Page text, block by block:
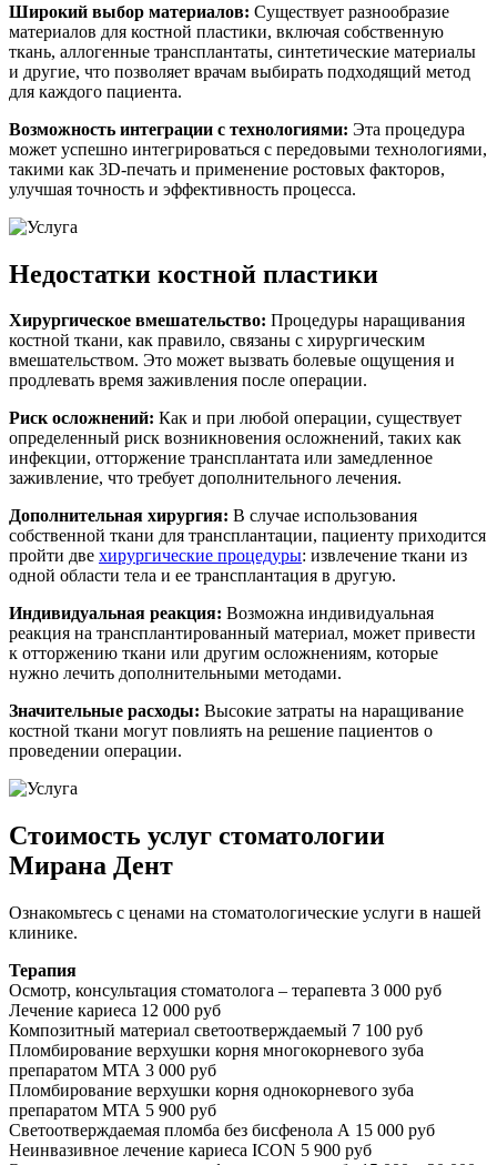
Широкий выбор материалов: Существует разнообразие
материалов для костной пластики, включая собственную
ткань, аллогенные трансплантаты, синтетические материалы
и другие, что позволяет врачам выбирать подходящий метод
для каждого пациента.
Возможность интеграции с технологиями: Эта процедура
может успешно интегрироваться с передовыми технологиями,
такими как 3D-печать и применение ростовых факторов,
улучшая точность и эффективность процесса.
Недостатки костной пластики
Хирургическое вмешательство: Процедуры наращивания
костной ткани, как правило, связаны с хирургическим
вмешательством. Это может вызвать болевые ощущения и
продлевать время заживления после операции.
Риск осложнений: Как и при любой операции, существует
определенный риск возникновения осложнений, таких как
инфекции, отторжение трансплантата или замедленное
заживление, что требует дополнительного лечения.
Дополнительная хирургия: В случае использования
собственной ткани для трансплантации, пациенту приходится
пройти две хирургические процедуры: извлечение ткани из
одной области тела и ее трансплантация в другую.
Индивидуальная реакция: Возможна индивидуальная
реакция на трансплантированный материал, может привести
к отторжению ткани или другим осложнениям, которые
нужно лечить дополнительными методами.
Значительные расходы: Высокие затраты на наращивание
костной ткани могут повлиять на решение пациентов о
проведении операции.
Стоимость услуг стоматологии
Мирана Дент
Ознакомьтесь с ценами на стоматологические услуги в нашей
клинике.
Терапия
Осмотр, консультация стоматолога – терапевта 3 000 руб
Лечение кариеса 12 000 руб
Композитный материал светоотверждаемый 7 100 руб
Пломбирование верхушки корня многокорневого зуба
препаратом МТА 3 000 руб
Пломбирование верхушки корня однокорневого зуба
препаратом МТА 5 900 руб
Светоотверждаемая пломба без бисфенола А 15 000 руб
Неинвазивное лечение кариеса ICON 5 900 руб